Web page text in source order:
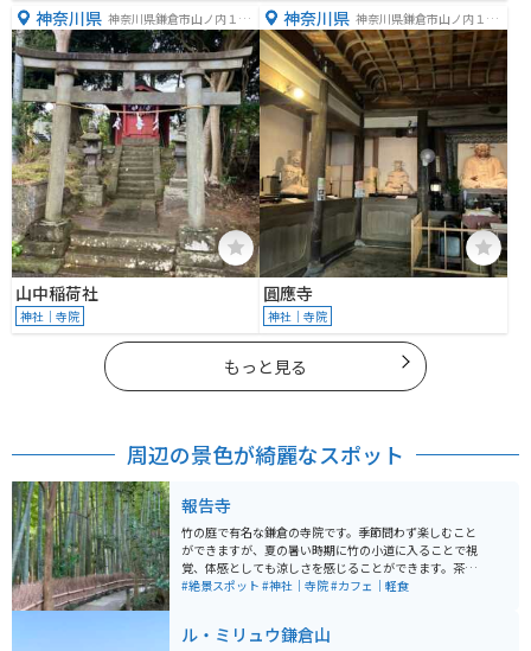
神奈川県 神奈川県鎌倉市山ノ内１３
２６
山中稲荷社
神社｜寺院
神奈川県 神奈川県鎌倉市山ノ内１５
４３
圓應寺
神社｜寺院
もっと見る
周辺の景色が綺麗なスポット
報告寺
竹の庭で有名な鎌倉の寺院です。季節問わず楽しむこと
ができますが、夏の暑い時期に竹の小道に入ることで視
覚、体感としても涼しさを感じることができます。茶席
もあり、抹茶と小菓子を味わいながら竹林を眺めるとと
#絶景スポット #神社｜寺院#カフェ｜軽食
ル・ミリュウ鎌倉山